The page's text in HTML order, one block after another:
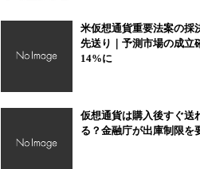
米仮想通貨重要法案の採
先送り｜予測市場の成立
14%に
仮想通貨は購入後すぐ送
る？金融庁が出庫制限を